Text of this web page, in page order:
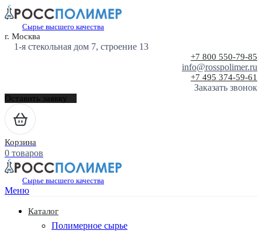
Сырье высшего качества
г. Москва
1-я стекольная дом 7, строение 13
+7 800 550-79-85
info@rosspolimer.ru
+7 495 374-59-61
Заказать звонок
Оставить заявку
Корзина
0 товаров
Сырье высшего качества
Меню
Каталог
Полимерное сырье